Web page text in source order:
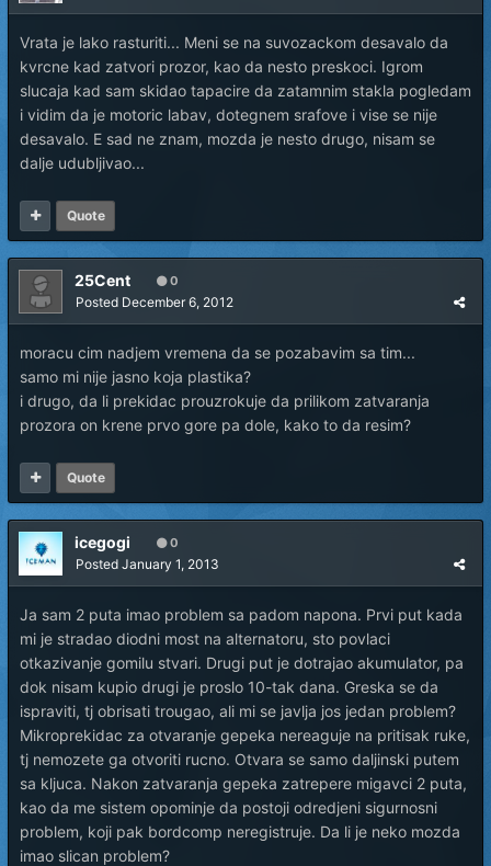
Vrata je lako rasturiti... Meni se na suvozackom desavalo da
kvrcne kad zatvori prozor, kao da nesto preskoci. Igrom
slucaja kad sam skidao tapacire da zatamnim stakla pogledam
i vidim da je motoric labav, dotegnem srafove i vise se nije
desavalo. E sad ne znam, mozda je nesto drugo, nisam se
dalje udubljivao...
Quote
25Cent 0
Posted December 6, 2012
moracu cim nadjem vremena da se pozabavim sa tim...
samo mi nije jasno koja plastika?
i drugo, da li prekidac prouzrokuje da prilikom zatvaranja
prozora on krene prvo gore pa dole, kako to da resim?
Quote
icegogi 0
Posted January 1, 2013
Ja sam 2 puta imao problem sa padom napona. Prvi put kada
mi je stradao diodni most na alternatoru, sto povlaci
otkazivanje gomilu stvari. Drugi put je dotrajao akumulator, pa
dok nisam kupio drugi je proslo 10-tak dana. Greska se da
ispraviti, tj obrisati trougao, ali mi se javlja jos jedan problem?
Mikroprekidac za otvaranje gepeka nereaguje na pritisak ruke,
tj nemozete ga otvoriti rucno. Otvara se samo daljinski putem
sa kljuca. Nakon zatvaranja gepeka zatrepere migavci 2 puta,
kao da me sistem opominje da postoji odredjeni sigurnosni
problem, koji pak bordcomp neregistruje. Da li je neko mozda
imao slican problem?